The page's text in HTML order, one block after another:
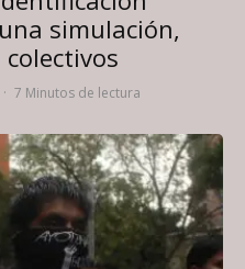
simulación,
· 7 Minutos de lectura